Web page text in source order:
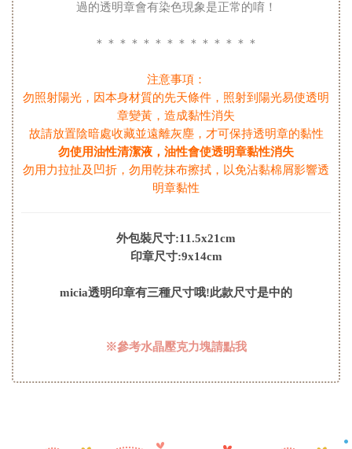
過的透明章會有染色現象是正常的唷！
＊＊＊＊＊＊＊＊＊＊＊＊＊＊
注意事項：
勿照射陽光，因本身材質的先天條件，照射到陽光易使透明
章變黃，造成黏性消失
故請放置陰暗處收藏並遠離灰塵，才可保持透明章的黏性
勿使用油性清潔液，油性會使透明章黏性消失
勿用力拉扯及凹折，勿用乾抹布擦拭，以免沾黏棉屑影響透
明章黏性
外包裝尺寸:11.5x21cm
印章尺寸:9x14cm
micia透明印章有三種尺寸哦!此款尺寸是中的
※參考水晶壓克力塊請點我